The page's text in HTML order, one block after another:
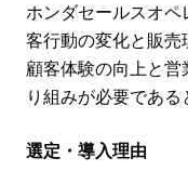
ホンダセールスオ
客行動の変化と販売
顧客体験の向上と
り組みが必要である
選定・導入理由